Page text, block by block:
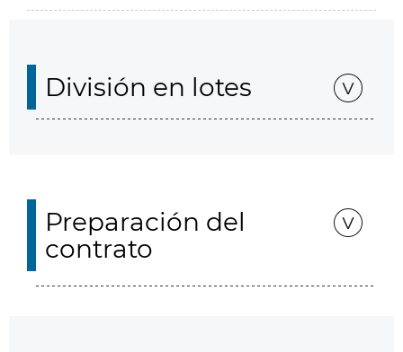
División en lotes
Preparación del
contrato